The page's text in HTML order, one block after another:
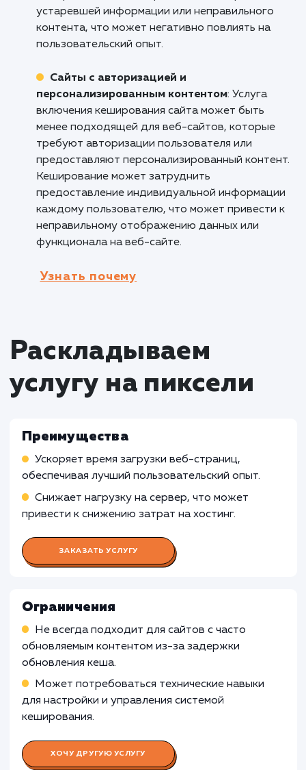
Корпоративные веб-сайты
включения кеширования сайта является
которые представляют информацию о
компании, ее продуктах и услугах. Она
обеспечивает быструю загрузку
страниц, таких как "О нас", "Контакты" и
улучшая пользовательский опыт и
повышению доверия пользователей к
Кому не подходит данный
Динамические веб-сайты с часто
кеширования сайта может быть менее
кеширование может привести к
контента, что может негативно повлиять на
Сайты с авторизацией и
персонализированным контентом
включения кеширования сайта может быть
менее подходящей для веб-сайтов, которые
требуют авторизации пользователя или
предоставляют персонализированный
Кеширование может затруднить
предоставление индивидуальной
неправильному отображению данных или
функционала на веб-сайте.
Узнать почему
Раскладываем